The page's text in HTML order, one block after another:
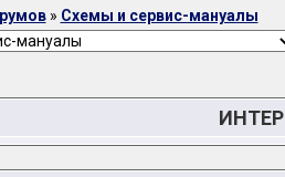
» Схемы и сервис-мануалы